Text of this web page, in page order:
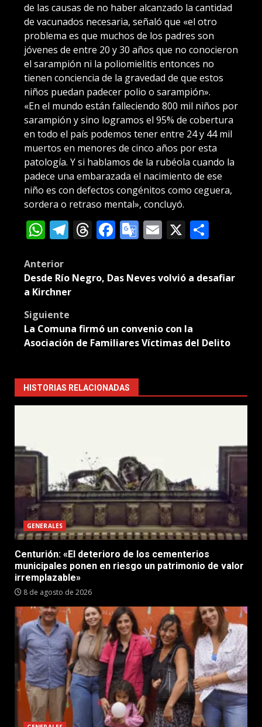
de las causas de no haber alcanzado la cantidad
de vacunados necesaria, señaló que «el otro
problema es que muchos de los padres son
jóvenes de entre 20 y 30 años que no conocieron
el sarampión ni la poliomielitis entonces no
tienen conciencia de la gravedad de que estos
niños puedan padecer polio o sarampión».
«En el mundo están falleciendo 800 mil niños por
sarampión y sino logramos el 95% de cobertura
en todo el país podemos tener entre 24 y 44 mil
muertos en menores de cinco años por esta
patología. Y si hablamos de la rubéola cuando la
padece una embarazada el nacimiento de ese
niño es con defectos congénitos como ceguera,
sordera o retraso mental», concluyó.
WhatsApp
Telegram
Threads
Facebook
Google
Email
X
Post
navigation
Anterior
Desde Río Negro, Das Neves volvió a desafiar
a Kirchner
Siguiente
La Comuna firmó un convenio con la
Asociación de Familiares Víctimas del Delito
HISTORIAS RELACIONADAS
GENERALES
Centurión: «El deterioro de los cementerios
municipales ponen en riesgo un patrimonio de valor
irremplazable»
8 de agosto de 2026